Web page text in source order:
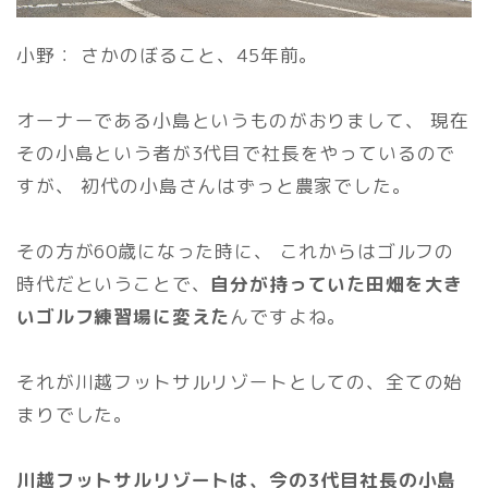
小野： さかのぼること、45年前。
オーナーである小島というものがおりまして、 現在
その小島という者が3代目で社長をやっているので
すが、 初代の小島さんはずっと農家でした。
その方が60歳になった時に、 これからはゴルフの
時代だということで、 自分が持っていた田畑を大き
いゴルフ練習場に変えたんですよね。
それが川越フットサルリゾートとしての、全ての始
まりでした。
川越フットサルリゾートは、今の3代目社長の小島